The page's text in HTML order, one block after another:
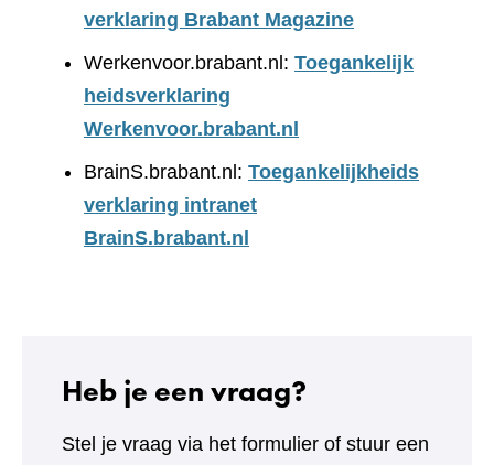
verklaring Brabant Magazine
Werkenvoor.brabant.nl: Toegankelijk
heidsverklaring
Werkenvoor.brabant.nl
BrainS.brabant.nl: Toegankelijkheids
verklaring intranet
BrainS.brabant.nl
Heb je een vraag?
Stel je vraag via het formulier of stuur een